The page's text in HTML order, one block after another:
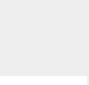
learning +